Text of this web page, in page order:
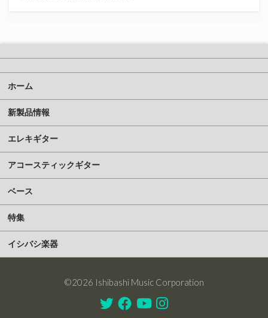
ホーム
新製品情報
エレキギター
アコースティックギター
ベース
特集
イシバシ楽器
©2026 Ishibashi Music Corporation
TwitterFacebook
YoutubeInstagram